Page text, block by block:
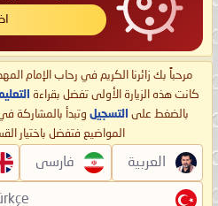
مرحباً بك زائرنا الكريم في رحاب الإمام
كانت هذه الزيارة الأولى تفضل بقراءة
بالضغط على التسجيل وتبدأ بالمشاركة
المواضيع فتفضل باختيار
العربية فارسی